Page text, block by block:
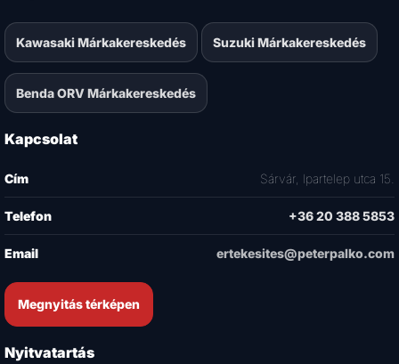
Kawasaki Márkakereskedés Suzuki Márkakereskedés
Benda ORV Márkakereskedés
Kapcsolat
Cím Sárvár, Ipartelep utca 15.
Telefon +36 20 388 5853
Email ertekesites@peterpalko.com
Megnyitás térképen
Nyitvatartás